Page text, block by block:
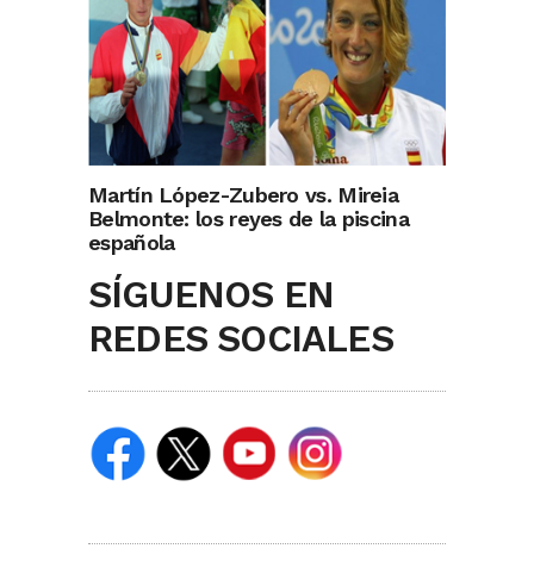
Martín López-Zubero vs. Mireia
Belmonte: los reyes de la piscina
española
SÍGUENOS EN
REDES SOCIALES